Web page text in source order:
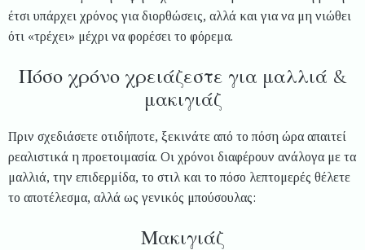
έτσι υπάρχει χρόνος για διορθώσεις, αλλά και για να μη νιώθει
ότι «τρέχει» μέχρι να φορέσει το φόρεμα.
Πόσο χρόνο χρειάζεστε για μαλλιά &
μακιγιάζ
Πριν σχεδιάσετε οτιδήποτε, ξεκινάτε από το πόση ώρα απαιτεί
ρεαλιστικά η προετοιμασία. Οι χρόνοι διαφέρουν ανάλογα με τα
μαλλιά, την επιδερμίδα, το στιλ και το πόσο λεπτομερές θέλετε
το αποτέλεσμα, αλλά ως γενικός μπούσουλας:
Μακιγιάζ